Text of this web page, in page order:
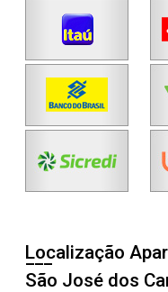
Localização
São José dos